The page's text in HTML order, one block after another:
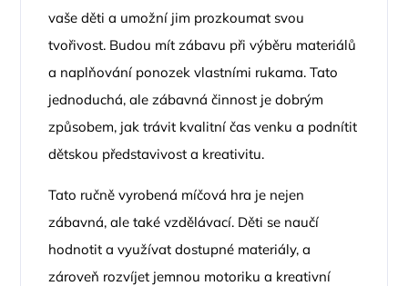
vaše děti a umožní jim prozkoumat svou
tvořivost. Budou mít zábavu při výběru materiálů
a naplňování ponozek vlastními rukama. Tato
jednoduchá, ale zábavná činnost je dobrým
způsobem, jak trávit kvalitní čas venku a podnítit
dětskou představivost a kreativitu.
Tato ručně vyrobená míčová hra je nejen
zábavná, ale také vzdělávací. Děti se naučí
hodnotit a využívat dostupné materiály, a
zároveň rozvíjet jemnou motoriku a kreativní